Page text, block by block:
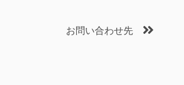
お問い合わせ先